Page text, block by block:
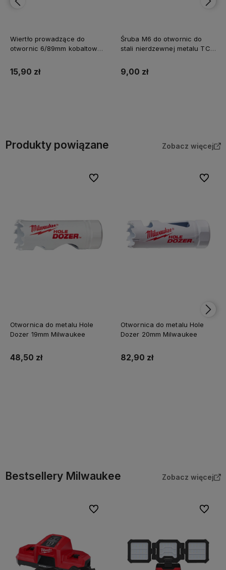
Wiertło prowadzące do
otwornic 6/89mm kobaltowe
15,90 zł
Śruba M6 do otwornic do
stali nierdzewnej metalu TCT
9,00 zł
Produkty powiązane Zobacz więcej
Otwornica do metalu Hole
Dozer 19mm Milwaukee
48,50 zł
Do ulubionych
Otwornica do metalu Hole
Dozer 20mm Milwaukee
82,90 zł
Do
Bestsellery Milwaukee Zobacz więcej
Do ulubionych Do